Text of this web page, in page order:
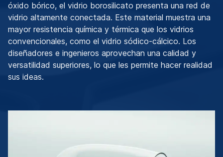
óxido bórico, el vidrio borosilicato presenta una red de
vidrio altamente conectada. Este material muestra una
mayor resistencia química y térmica que los vidrios
convencionales, como el vidrio sódico-cálcico. Los
diseñadores e ingenieros aprovechan una calidad y
versatilidad superiores, lo que les permite hacer realidad
sus ideas.